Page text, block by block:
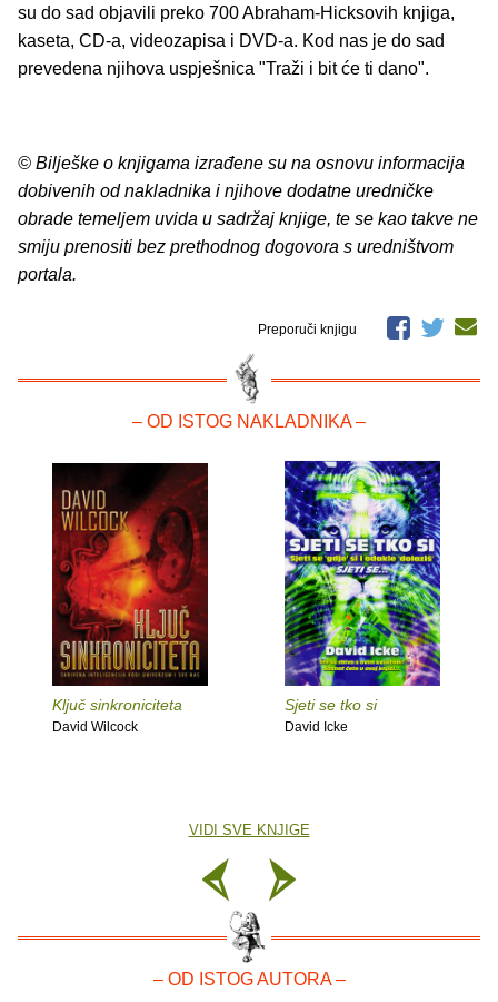
su do sad objavili preko 700 Abraham-Hicksovih knjiga,
kaseta, CD-a, videozapisa i DVD-a. Kod nas je do sad
prevedena njihova uspješnica "Traži i bit će ti dano".
© Bilješke o knjigama izrađene su na osnovu informacija
dobivenih od nakladnika i njihove dodatne uredničke
obrade temeljem uvida u sadržaj knjige, te se kao takve ne
smiju prenositi bez prethodnog dogovora s uredništvom
portala.
Preporuči knjigu
– OD ISTOG NAKLADNIKA –
Ključ sinkroniciteta
David Wilcock
Sjeti se tko si
David Icke
VIDI SVE KNJIGE
– OD ISTOG AUTORA –